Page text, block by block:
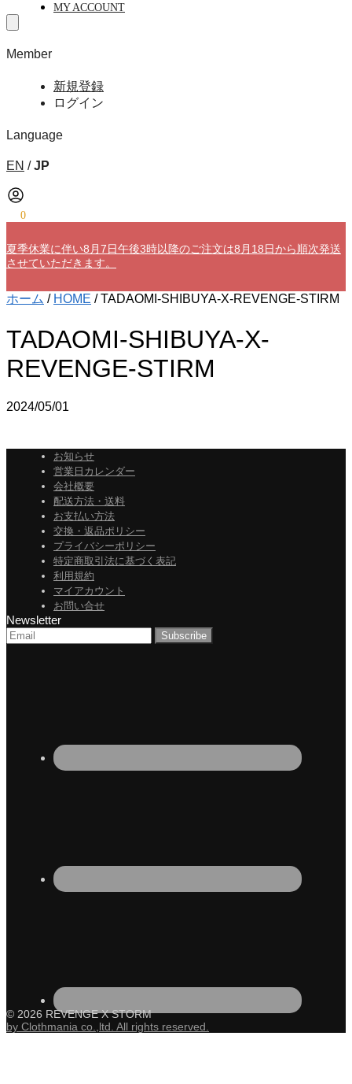
MY ACCOUNT
Member
新規登録
ログイン
Language
EN /JP
0
夏季休業に伴い8月7日午後3時以降のご注文は8月18日から順次発送
させていただきます。
ホーム / HOME /TADAOMI-SHIBUYA-X-REVENGE-STIRM
TADAOMI-SHIBUYA-X-
REVENGE-STIRM
2024/05/01
お知らせ
営業日カレンダー
会社概要
配送方法・送料
お支払い方法
交換・返品ポリシー
プライバシーポリシー
特定商取引法に基づく表記
利用規約
マイアカウント
お問い合せ
Newsletter
© 2026 REVENGE X STORM
by Clothmania co.,ltd. All rights reserved.